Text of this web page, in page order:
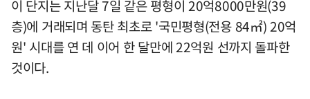
이 단지는 지난달 7일 같은 평형이 20억8000만원(39
층)에 거래되며 동탄 최초로 '국민평형(전용 84㎡) 20억
원' 시대를 연 데 이어 한 달만에 22억원 선까지 돌파한
것이다.